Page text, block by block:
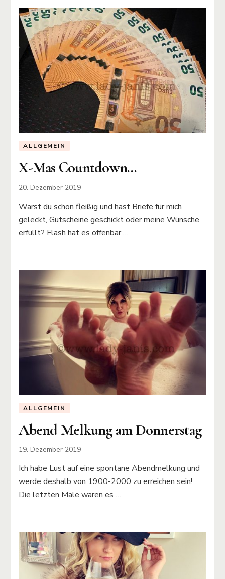
ALLGEMEIN
X-Mas Countdown…
20. Dezember 2019
Warst du schon fleißig und hast Briefe für mich
geleckt, Gutscheine geschickt oder meine Wünsche
erfüllt? Flash hat es offenbar …
ALLGEMEIN
Abend Melkung am Donnerstag
19. Dezember 2019
Ich habe Lust auf eine spontane Abendmelkung und
werde deshalb von 1900-2000 zu erreichen sein!
Die letzten Male waren es …